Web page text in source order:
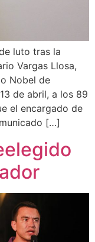
luto tras la
Vargas Llosa,
Nobel de
de abril, a los 89
el encargado de
[…]